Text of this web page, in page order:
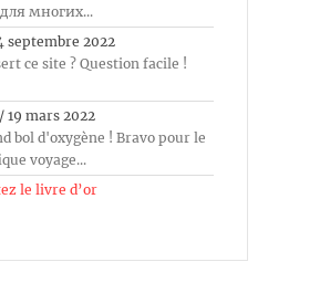
многих...
septembre 2022
ce site ? Question facile !
/ 19 mars 2022
bol d'oxygène ! Bravo pour le
voyage...
le livre d’or